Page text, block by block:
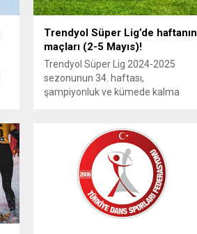
Trendyol Süper Lig’de haftanın
maçları (2-5 Mayıs)!
Trendyol Süper Lig 2024-2025
sezonunun 34. haftası,
şampiyonluk ve kümede kalma
Fenerbahçe’nin şampiyonluk yarışı
için karşılaşmaları merakla
bekleniyor.